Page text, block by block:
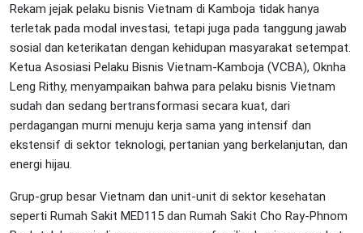
Rekam jejak pelaku bisnis Vietnam di Kamboja tidak hanya
terletak pada modal investasi, tetapi juga pada tanggung jawab
sosial dan keterikatan dengan kehidupan masyarakat setempat.
Ketua Asosiasi Pelaku Bisnis Vietnam-Kamboja (VCBA), Oknha
Leng Rithy, menyampaikan bahwa para pelaku bisnis Vietnam
sudah dan sedang bertransformasi secara kuat, dari
perdagangan murni menuju kerja sama yang intensif dan
ekstensif di sektor teknologi, pertanian yang berkelanjutan, dan
energi hijau.
Grup-grup besar Vietnam dan unit-unit di sektor kesehatan
seperti Rumah Sakit MED115 dan Rumah Sakit Cho Ray-Phnom